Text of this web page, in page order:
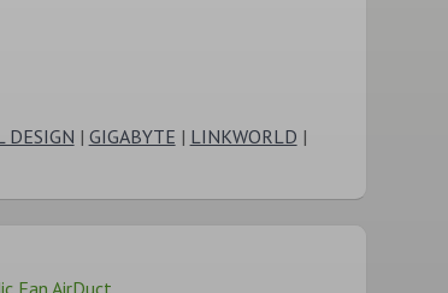
DESIGN | GIGABYTE | LINKWORLD |
Fan AirDuct